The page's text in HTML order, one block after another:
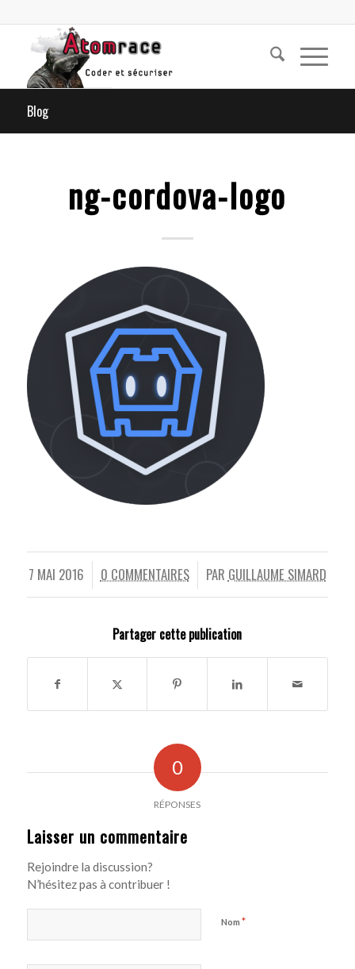
Blog
ng-cordova-logo
7 MAI 2016
/ 0 COMMENTAIRES
/ PAR GUILLAUME SIMARD
Partager cette publication
0
RÉPONSES
Laisser un commentaire
Rejoindre la discussion?
N’hésitez pas à contribuer !
Nom *